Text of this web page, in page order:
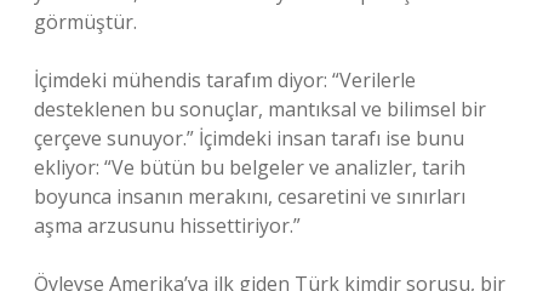
görmüştür.
İçimdeki mühendis tarafım diyor: “Verilerle
desteklenen bu sonuçlar, mantıksal ve bilimsel bir
çerçeve sunuyor.” İçimdeki insan tarafı ise bunu
ekliyor: “Ve bütün bu belgeler ve analizler, tarih
boyunca insanın merakını, cesaretini ve sınırları
aşma arzusunu hissettiriyor.”
Öyleyse Amerika’ya ilk giden Türk kimdir sorusu, bir